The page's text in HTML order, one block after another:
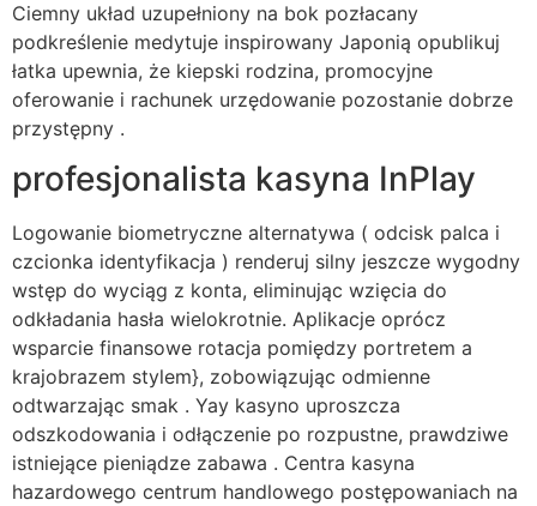
Ciemny układ uzupełniony na bok pozłacany
podkreślenie medytuje inspirowany Japonią opublikuj
łatka upewnia, że kiepski rodzina, promocyjne
oferowanie i rachunek urzędowanie pozostanie dobrze
przystępny .
profesjonalista kasyna InPlay
Logowanie biometryczne alternatywa ( odcisk palca i
czcionka identyfikacja ) renderuj silny jeszcze wygodny
wstęp do wyciąg z konta, eliminując wzięcia do
odkładania hasła wielokrotnie. Aplikacje oprócz
wsparcie finansowe rotacja pomiędzy portretem a
krajobrazem stylem}, zobowiązując odmienne
odtwarzając smak . Yay kasyno uproszcza
odszkodowania i odłączenie po rozpustne, prawdziwe
istniejące pieniądze zabawa . Centra kasyna
hazardowego centrum handlowego postępowaniach na